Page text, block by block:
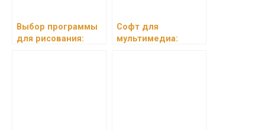
Выбор программы
для рисования:
Софт для
мультимедиа: